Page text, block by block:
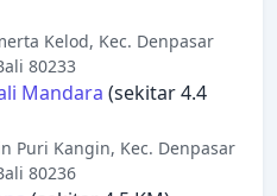
Kelod, Kec. Denpasar
80233
Mandara (sekitar 4.4
Puri Kangin, Kec. Denpasar
80236